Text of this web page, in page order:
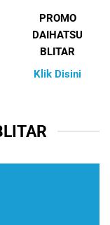
PROMO
DAIHATSU
BLITAR
Klik Disini